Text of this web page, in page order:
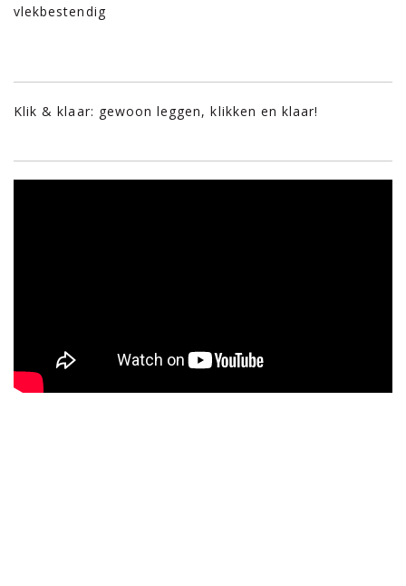
vlekbestendig
Klik & klaar: gewoon leggen, klikken en klaar!